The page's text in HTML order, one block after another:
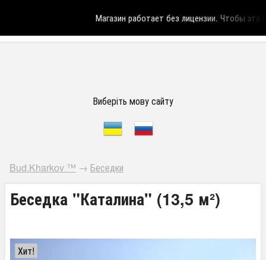
Магазин работает без лицензии.Чтобы эта
Виберіть мову сайту
Bud.Kharkov ™ → Беседки
Беседка "Каталина" (13,5 м²)
Хит!